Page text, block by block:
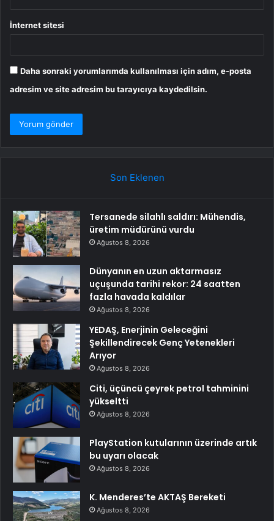
İnternet sitesi
Daha sonraki yorumlarımda kullanılması için adım, e-posta
adresim ve site adresim bu tarayıcıya kaydedilsin.
Son Eklenen
Tersanede silahlı saldırı: Mühendis,
üretim müdürünü vurdu
Ağustos 8, 2026
Dünyanın en uzun aktarmasız
uçuşunda tarihi rekor: 24 saatten
fazla havada kaldılar
Ağustos 8, 2026
YEDAŞ, Enerjinin Geleceğini
Şekillendirecek Genç Yetenekleri
Arıyor
Ağustos 8, 2026
Citi, üçüncü çeyrek petrol tahminini
yükseltti
Ağustos 8, 2026
PlayStation kutularının üzerinde artık
bu uyarı olacak
Ağustos 8, 2026
K. Menderes’te AKTAŞ Bereketi
Ağustos 8, 2026